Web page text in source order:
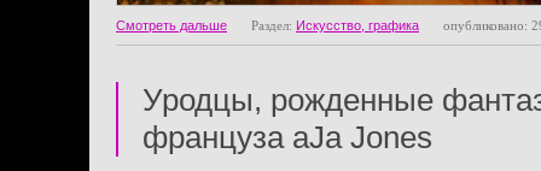
Смотреть дальше Раздел: Искусство, графика опубликовано:
Уродцы, рожденные
француза aJa Jones